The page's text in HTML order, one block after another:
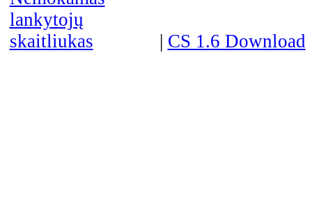
| CS 1.6 Download